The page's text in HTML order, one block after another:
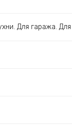
Для гаража.